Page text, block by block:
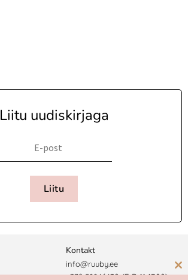
Liitu uudiskirjaga
Liitu
Kontakt
info@ruuby.ee
+372 58846430 (E-R 11-17.00)